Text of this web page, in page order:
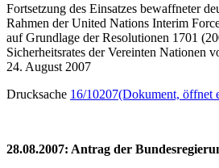
Fortsetzung des Einsatzes bewaffneter
Rahmen der United Nations Interim
auf Grundlage der Resolutionen 1701
Sicherheitsrates der Vereinten Nationen
24. August 2007
Drucksache 16/10207(Dokument, öffnet
28.08.2007: Antrag der